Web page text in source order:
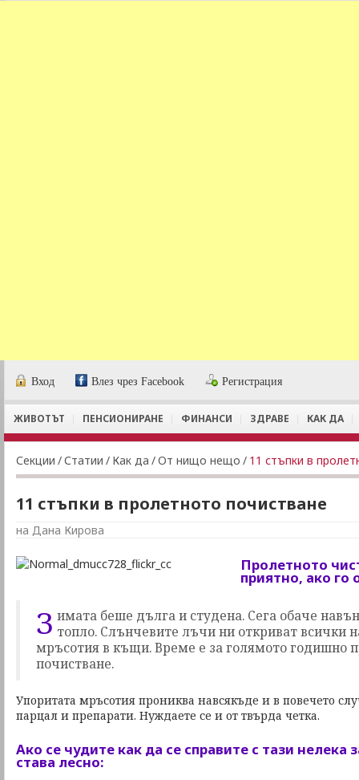
Вход Влез чрез Facebook Регистрация
ЖИВОТЪТ ПЕНСИОНИРАНЕ ФИНАНСИ ЗДРАВЕ КАК ДА
Секции /Статии / Как да /От нищо нещо / 11 стъпки в
11 стъпки в пролетното почистване
на Дана Кирова
Пролетното
приятно, ако го
З имата беше дълга и студена. Сега обаче
топло. Слънчевите лъчи ни откриват всички
мръсотия в къщи. Време е за голямото годишно
почистване.
Упоритата мръсотия прониква навсякъде и в повечето
парцал и препарати. Нуждаете се и от твърда четка.
Ако се чудите как да се справите с тази нелека
става лесно: